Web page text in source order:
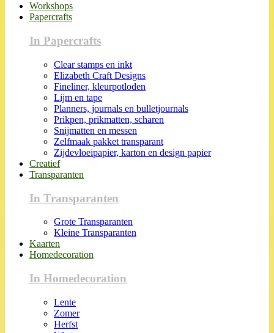
Workshops
Papercrafts
In Papercrafts
Clear stamps en inkt
Elizabeth Craft Designs
Fineliner, kleurpotloden
Lijm en tape
Planners, journals en bulletjournals
Prikpen, prikmatten, scharen
Snijmatten en messen
Zelfmaak pakket transparant
Zijdevloeipapier, karton en design papier
Creatief
Transparanten
In Transparanten
Grote Transparanten
Kleine Transparanten
Kaarten
Homedecoration
In Homedecoration
Lente
Zomer
Herfst